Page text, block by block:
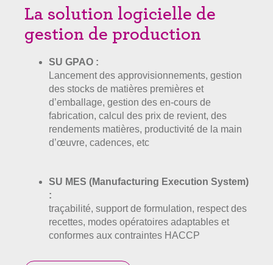
La solution logicielle de
gestion de production
SU GPAO :
Lancement des approvisionnements, gestion
des stocks de matières premières et
d’emballage, gestion des en-cours de
fabrication, calcul des prix de revient, des
rendements matières, productivité de la main
d’œuvre, cadences, etc
SU MES (Manufacturing Execution System)
:
traçabilité, support de formulation, respect des
recettes, modes opératoires adaptables et
conformes aux contraintes HACCP